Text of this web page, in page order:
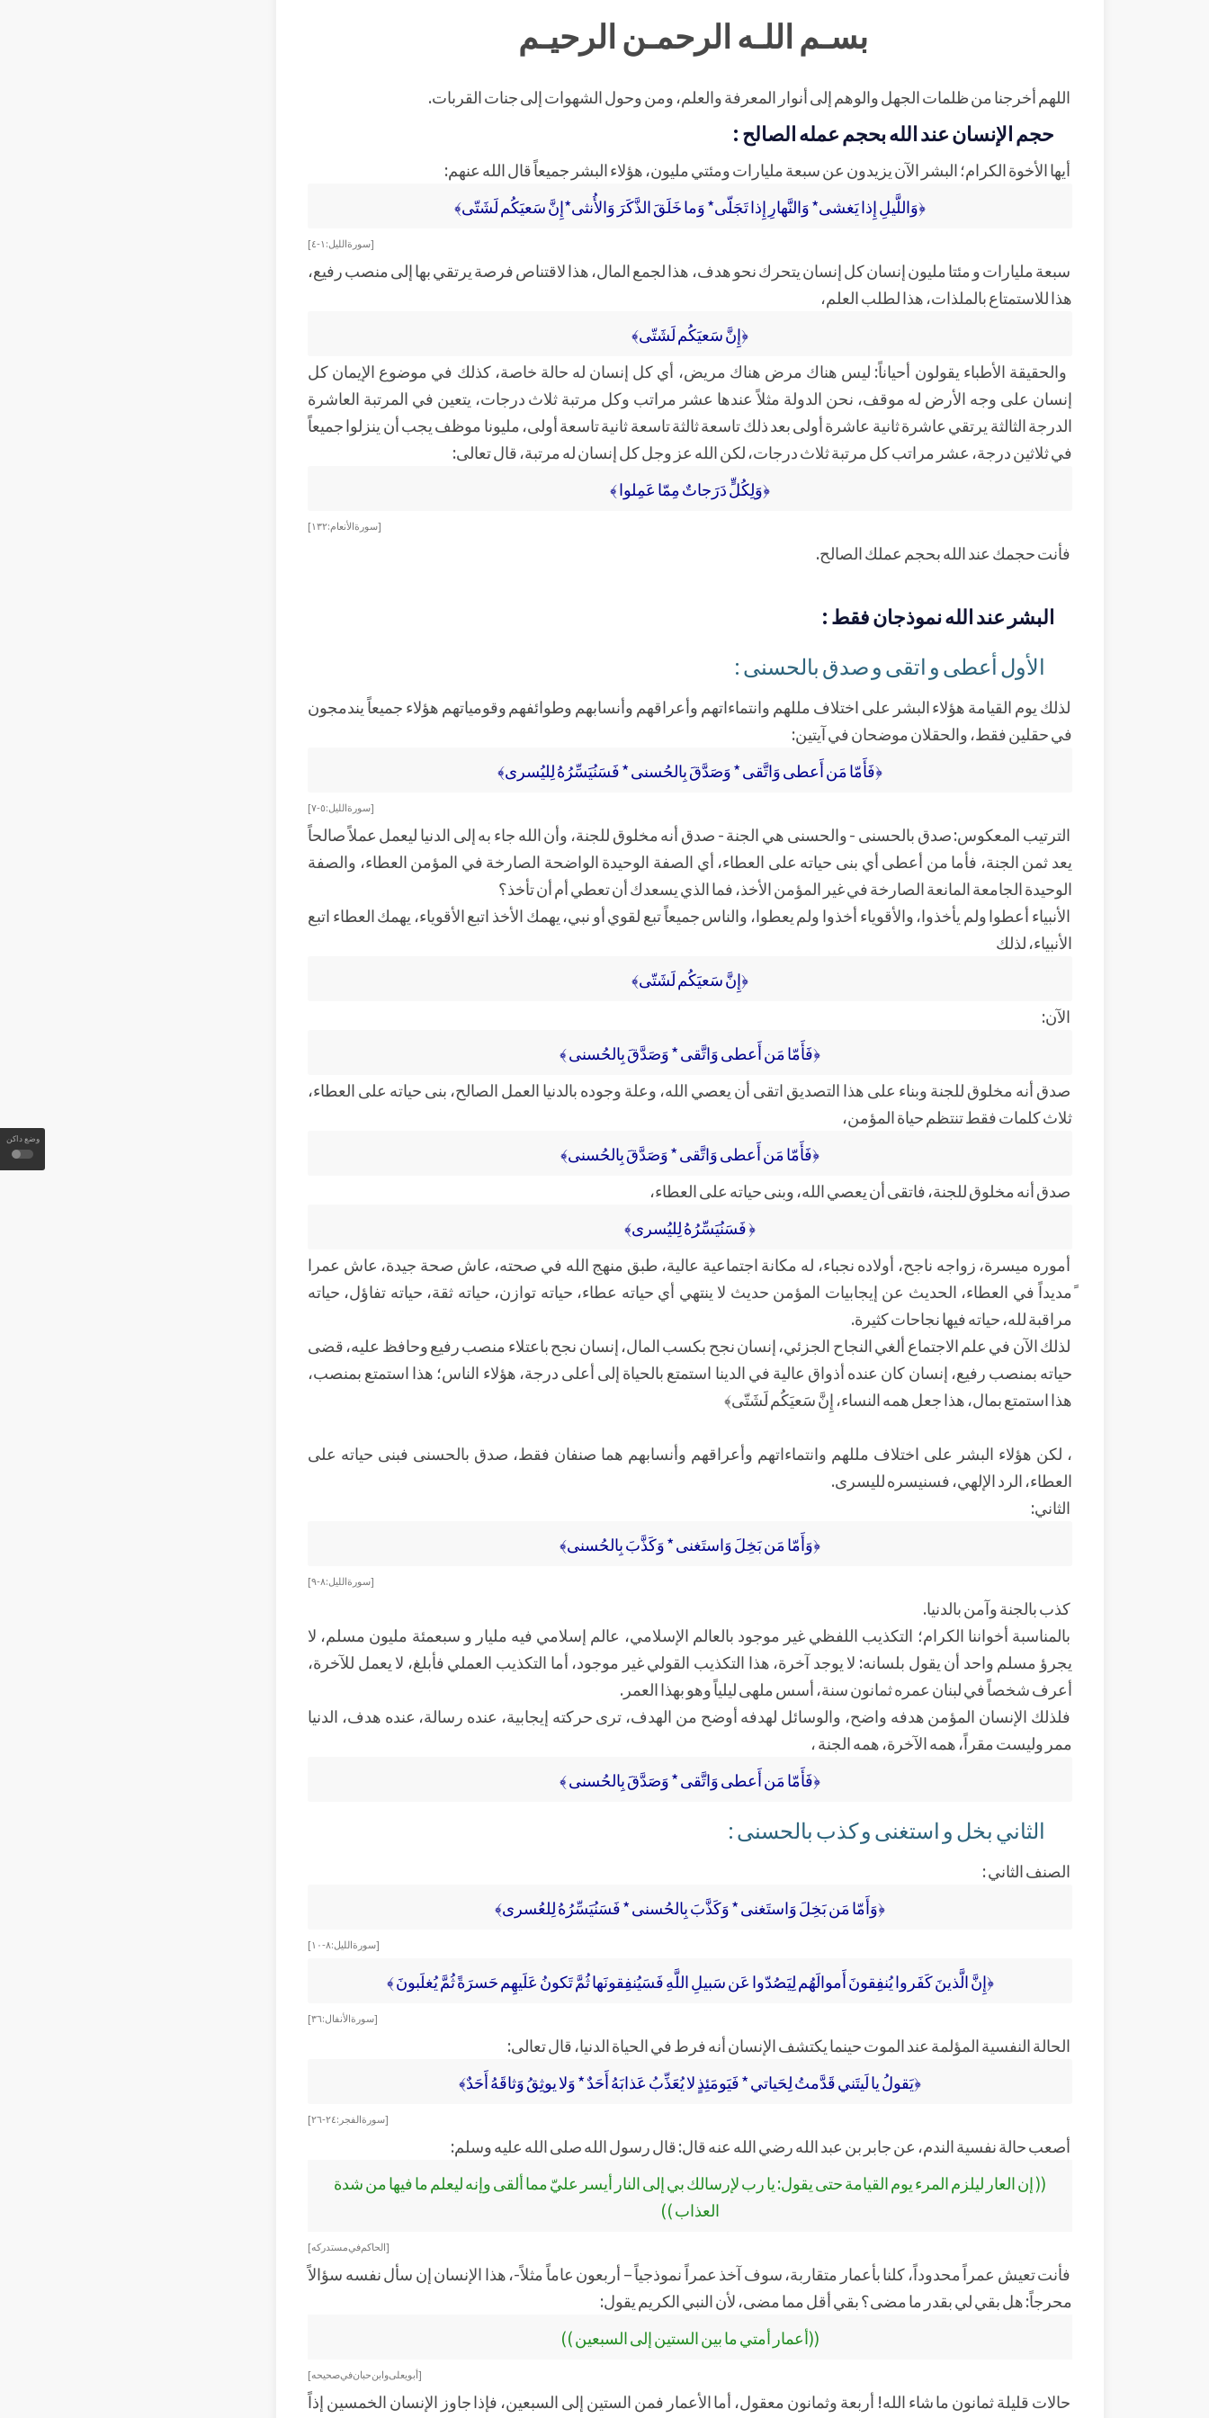
وضع داكن
بسـم اللـه الرحمـن الرحيـم
اللهم أخرجنا من ظلمات الجهل والوهم إلى أنوار المعرفة والعلم، ومن وحول الشهوات إلى جنات القربات.
حجم الإنسان عند الله بحجم عمله الصالح :
أيها الأخوة الكرام؛ البشر الآن يزيدون عن سبعة مليارات ومئتي مليون، هؤلاء البشر جميعاً قال الله عنهم:
﴿وَاللَّيلِ إِذا يَغشى* وَالنَّهارِ إِذا تَجَلّى* وَما خَلَقَ الذَّكَرَ وَالأُنثى*إِنَّ سَعيَكُم لَشَتّى﴾
[سورة الليل: ١-٤]
سبعة مليارات و مئتا مليون إنسان كل إنسان يتحرك نحو هدف، هذا لجمع المال، هذا لاقتناص فرصة يرتقي بها إلى منصب رفيع،
هذا للاستمتاع بالملذات، هذا لطلب العلم،
﴿إِنَّ سَعيَكُم لَشَتّى﴾
والحقيقة الأطباء يقولون أحياناً: ليس هناك مرض هناك مريض، أي كل إنسان له حالة خاصة، كذلك في موضوع الإيمان كل
إنسان على وجه الأرض له موقف، نحن الدولة مثلاً عندها عشر مراتب وكل مرتبة ثلاث درجات، يتعين في المرتبة العاشرة
الدرجة الثالثة يرتقي عاشرة ثانية عاشرة أولى بعد ذلك تاسعة ثالثة تاسعة ثانية تاسعة أولى، مليونا موظف يجب أن ينزلوا جميعاً
في ثلاثين درجة، عشر مراتب كل مرتبة ثلاث درجات، لكن الله عز وجل كل إنسان له مرتبة، قال تعالى:
﴿وَلِكُلٍّ دَرَجاتٌ مِمّا عَمِلوا ﴾
[سورة الأنعام: ١٣٢]
فأنت حجمك عند الله بحجم عملك الصالح.
البشر عند الله نموذجان فقط :
الأول أعطى و اتقى و صدق بالحسنى :
لذلك يوم القيامة هؤلاء البشر على اختلاف مللهم وانتماءاتهم وأعراقهم وأنسابهم وطوائفهم وقومياتهم هؤلاء جميعاً يندمجون
في حقلين فقط، والحقلان موضحان في آيتين:
﴿فَأَمّا مَن أَعطى وَاتَّقى * وَصَدَّقَ بِالحُسنى * فَسَنُيَسِّرُهُ لِليُسرى﴾
[سورة الليل: ٥-٧]
الترتيب المعكوس: صدق بالحسنى - والحسنى هي الجنة - صدق أنه مخلوق للجنة، وأن الله جاء به إلى الدنيا ليعمل عملاً صالحاً
يعد ثمن الجنة، فأما من أعطى أي بنى حياته على العطاء، أي الصفة الوحيدة الواضحة الصارخة في المؤمن العطاء، والصفة
الوحيدة الجامعة المانعة الصارخة في غير المؤمن الأخذ، فما الذي يسعدك أن تعطي أم أن تأخذ؟
الأنبياء أعطوا ولم يأخذوا، والأقوياء أخذوا ولم يعطوا، والناس جميعاً تبع لقوي أو نبي، يهمك الأخذ اتبع الأقوياء، يهمك العطاء اتبع
الأنبياء، لذلك
﴿إِنَّ سَعيَكُم لَشَتّى﴾
الآن:
﴿فَأَمّا مَن أَعطى وَاتَّقى * وَصَدَّقَ بِالحُسنى ﴾
صدق أنه مخلوق للجنة وبناء على هذا التصديق اتقى أن يعصي الله، وعلة وجوده بالدنيا العمل الصالح، بنى حياته على العطاء،
ثلاث كلمات فقط تنتظم حياة المؤمن،
﴿فَأَمّا مَن أَعطى وَاتَّقى * وَصَدَّقَ بِالحُسنى﴾
صدق أنه مخلوق للجنة، فاتقى أن يعصي الله، وبنى حياته على العطاء،
﴿ فَسَنُيَسِّرُهُ لِليُسرى﴾
أموره ميسرة، زواجه ناجح، أولاده نجباء، له مكانة اجتماعية عالية، طبق منهج الله في صحته، عاش صحة جيدة، عاش عمرا
ًمديداً في العطاء، الحديث عن إيجابيات المؤمن حديث لا ينتهي أي حياته عطاء، حياته توازن، حياته ثقة، حياته تفاؤل، حياته
مراقبة لله، حياته فيها نجاحات كثيرة.
لذلك الآن في علم الاجتماع ألغي النجاح الجزئي، إنسان نجح بكسب المال، إنسان نجح باعتلاء منصب رفيع وحافظ عليه، قضى
حياته بمنصب رفيع، إنسان كان عنده أذواق عالية في الدينا استمتع بالحياة إلى أعلى درجة، هؤلاء الناس؛ هذا استمتع بمنصب،
هذا استمتع بمال، هذا جعل همه النساء، إِنَّ سَعيَكُم لَشَتّى﴾
، لكن هؤلاء البشر على اختلاف مللهم وانتماءاتهم وأعراقهم وأنسابهم هما صنفان فقط، صدق بالحسنى فبنى حياته على
العطاء، الرد الإلهي، فسنيسره لليسرى.
الثاني:
﴿وَأَمّا مَن بَخِلَ وَاستَغنى * وَكَذَّبَ بِالحُسنى﴾
[سورة الليل: ٨-٩]
كذب بالجنة وآمن بالدنيا.
بالمناسبة أخواننا الكرام؛ التكذيب اللفظي غير موجود بالعالم الإسلامي، عالم إسلامي فيه مليار و سبعمئة مليون مسلم، لا
يجرؤ مسلم واحد أن يقول بلسانه: لا يوجد آخرة، هذا التكذيب القولي غير موجود، أما التكذيب العملي فأبلغ، لا يعمل للآخرة،
أعرف شخصاً في لبنان عمره ثمانون سنة، أسس ملهى ليلياً وهو بهذا العمر.
فلذلك الإنسان المؤمن هدفه واضح، والوسائل لهدفه أوضح من الهدف، ترى حركته إيجابية، عنده رسالة، عنده هدف، الدنيا
ممر وليست مقراً، همه الآخرة، همه الجنة ،
﴿فَأَمّا مَن أَعطى وَاتَّقى * وَصَدَّقَ بِالحُسنى ﴾
الثاني بخل و استغنى و كذب بالحسنى :
الصنف الثاني :
﴿وَأَمّا مَن بَخِلَ وَاستَغنى * وَكَذَّبَ بِالحُسنى * فَسَنُيَسِّرُهُ لِلعُسرى﴾
[سورة الليل: ٨-١٠]
﴿إِنَّ الَّذينَ كَفَروا يُنفِقونَ أَموالَهُم لِيَصُدّوا عَن سَبيلِ اللَّهِ فَسَيُنفِقونَها ثُمَّ تَكونُ عَلَيهِم حَسرَةً ثُمَّ يُغلَبونَ ﴾
[سورة الأنفال: ٣٦]
الحالة النفسية المؤلمة عند الموت حينما يكتشف الإنسان أنه فرط في الحياة الدنيا، قال تعالى:
﴿يَقولُ يا لَيتَني قَدَّمتُ لِحَياتي * فَيَومَئِذٍ لا يُعَذِّبُ عَذابَهُ أَحَدٌ * وَلا يوثِقُ وَثاقَهُ أَحَدٌ﴾
[سورة الفجر: ٢٤-٢٦]
أصعب حالة نفسية الندم، عن جابر بن عبد الله رضي الله عنه قال: قال رسول الله صلى الله عليه وسلم:
(( إن العار ليلزم المرء يوم القيامة حتى يقول: يا رب لإرسالك بي إلى النار أيسر عليّ مما ألقى وإنه ليعلم ما فيها من شدة
العذاب ))
[الحاكم في مستدركه]
فأنت تعيش عمراً محدوداً، كلنا بأعمار متقاربة، سوف آخذ عمراً نموذجياً – أربعون عاماً مثلاً-، هذا الإنسان إن سأل نفسه سؤالاً
محرجاً: هل بقي لي بقدر ما مضى؟ بقي أقل مما مضى، لأن النبي الكريم يقول:
((أعمار أمتي ما بين الستين إلى السبعين ))
[أبو يعلى وابن حبان في صحيحه]
حالات قليلة ثمانون ما شاء الله! أربعة وثمانون معقول، أما الأعمار فمن الستين إلى السبعين، فإذا جاوز الإنسان الخمسين إذاً